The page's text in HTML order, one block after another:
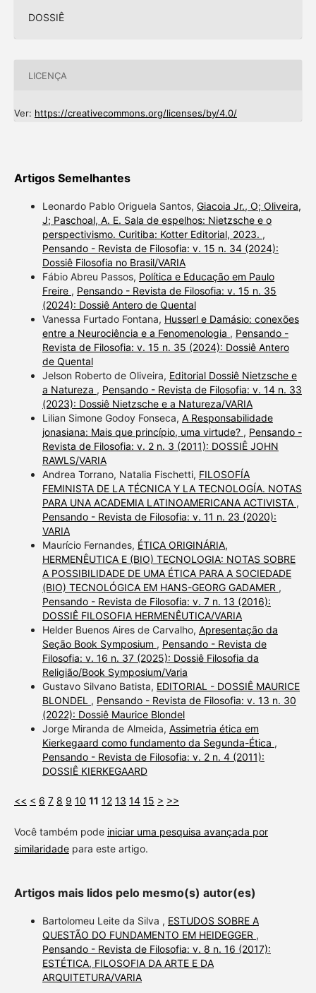
DOSSIÊ
LICENÇA
Ver: https://creativecommons.org/licenses/by/4.0/
Artigos Semelhantes
Leonardo Pablo Origuela Santos, Giacoia Jr., O; Oliveira,
J; Paschoal, A. E. Sala de espelhos: Nietzsche e o
perspectivismo. Curitiba: Kotter Editorial, 2023. ,
Pensando - Revista de Filosofia: v. 15 n. 34 (2024):
Dossiê Filosofia no Brasil/VARIA
Fábio Abreu Passos, Política e Educação em Paulo
Freire , Pensando - Revista de Filosofia: v. 15 n. 35
(2024): Dossiê Antero de Quental
Vanessa Furtado Fontana, Husserl e Damásio: conexões
entre a Neurociência e a Fenomenologia , Pensando -
Revista de Filosofia: v. 15 n. 35 (2024): Dossiê Antero
de Quental
Jelson Roberto de Oliveira, Editorial Dossiê Nietzsche e
a Natureza , Pensando - Revista de Filosofia: v. 14 n. 33
(2023): Dossiê Nietzsche e a Natureza/VARIA
Lilian Simone Godoy Fonseca, A Responsabilidade
jonasiana: Mais que princípio, uma virtude? , Pensando -
Revista de Filosofia: v. 2 n. 3 (2011): DOSSIÊ JOHN
RAWLS/VARIA
Andrea Torrano, Natalia Fischetti, FILOSOFÍA
FEMINISTA DE LA TÉCNICA Y LA TECNOLOGÍA. NOTAS
PARA UNA ACADEMIA LATINOAMERICANA ACTIVISTA ,
Pensando - Revista de Filosofia: v. 11 n. 23 (2020):
VARIA
Maurício Fernandes, ÉTICA ORIGINÁRIA,
HERMENÊUTICA E (BIO) TECNOLOGIA: NOTAS SOBRE
A POSSIBILIDADE DE UMA ÉTICA PARA A SOCIEDADE
(BIO) TECNOLÓGICA EM HANS-GEORG GADAMER ,
Pensando - Revista de Filosofia: v. 7 n. 13 (2016):
DOSSIÊ FILOSOFIA HERMENÊUTICA/VARIA
Helder Buenos Aires de Carvalho, Apresentação da
Seção Book Symposium , Pensando - Revista de
Filosofia: v. 16 n. 37 (2025): Dossiê Filosofia da
Religião/Book Symposium/Varia
Gustavo Silvano Batista, EDITORIAL - DOSSIÊ MAURICE
BLONDEL , Pensando - Revista de Filosofia: v. 13 n. 30
(2022): Dossiê Maurice Blondel
Jorge Miranda de Almeida, Assimetria ética em
Kierkegaard como fundamento da Segunda-Ética ,
Pensando - Revista de Filosofia: v. 2 n. 4 (2011):
DOSSIÊ KIERKEGAARD
<< < 6 7 8 9 10 11 12 13 14 15 > >>
Você também pode iniciar uma pesquisa avançada por
similaridadepara este artigo.
Artigos mais lidos pelo mesmo(s) autor(es)
Bartolomeu Leite da Silva , ESTUDOS SOBRE A
QUESTÃO DO FUNDAMENTO EM HEIDEGGER ,
Pensando - Revista de Filosofia: v. 8 n. 16 (2017):
ESTÉTICA, FILOSOFIA DA ARTE E DA
ARQUITETURA/VARIA